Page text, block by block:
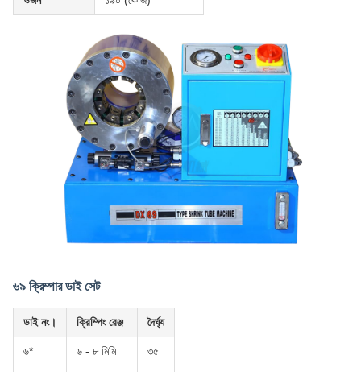
৬৯ ক্রিম্পার ডাই সেট
ডাই নং। ক্রিম্পিং রেঞ্জ দৈর্ঘ্য
৬* ৬ - ৮ মিমি ৩৫